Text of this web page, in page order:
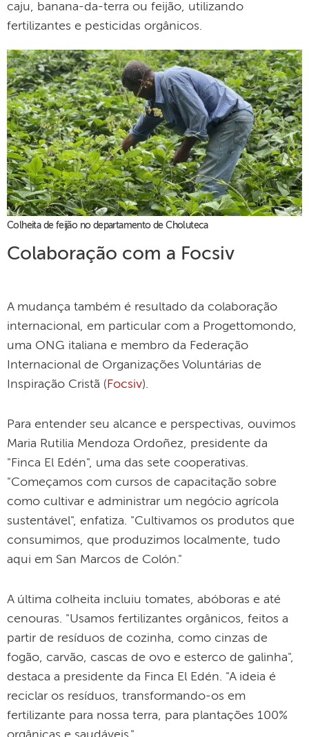
caju, banana-da-terra ou feijão, utilizando
fertilizantes e pesticidas orgânicos.
Colheita de feijão no departamento de Choluteca
Colaboração com a Focsiv
A mudança também é resultado da colaboração
internacional, em particular com a Progettomondo,
uma ONG italiana e membro da Federação
Internacional de Organizações Voluntárias de
Inspiração Cristã ( Focsiv).
Para entender seu alcance e perspectivas, ouvimos
Maria Rutilia Mendoza Ordoñez, presidente da
"Finca El Edén", uma das sete cooperativas.
"Começamos com cursos de capacitação sobre
como cultivar e administrar um negócio agrícola
sustentável", enfatiza. "Cultivamos os produtos que
consumimos, que produzimos localmente, tudo
aqui em San Marcos de Colón."
A última colheita incluiu tomates, abóboras e até
cenouras. "Usamos fertilizantes orgânicos, feitos a
partir de resíduos de cozinha, como cinzas de
fogão, carvão, cascas de ovo e esterco de galinha",
destaca a presidente da Finca El Edén. "A ideia é
reciclar os resíduos, transformando-os em
fertilizante para nossa terra, para plantações 100%